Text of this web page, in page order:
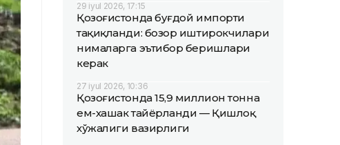
29 iyul 2026, 17:15
Қозоғистонда буғдой импорти
тақиқланди: бозор иштирокчилари
нималарга эътибор беришлари
керак
27 iyul 2026, 10:36
Қозоғистонда 15,9 миллион тонна
ем-хашак тайёрланди — Қишлоқ
хўжалиги вазирлиги